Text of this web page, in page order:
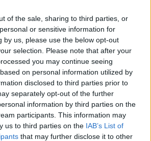
of the sale, sharing to third parties, or
or sensitive information for
by us, please use the below opt-out
selection. Please note that after your
you may continue seeing
on personal information utilized by
disclosed to third parties prior to
separately opt-out of the further
information by third parties on the
participants. This information may
us to third parties on the IAB’s List of
that may further disclose it to other
το κλιματιστικό, μην
γυμνό (μόνο με την πάνα του).
βαμβακερά ρουχαλάκια.
πολύ έντονη και χρειαστεί
αναμμένο τη νύχτα
το μωρό, αφήστε λίγο
και σκεπάστε το μωρό με